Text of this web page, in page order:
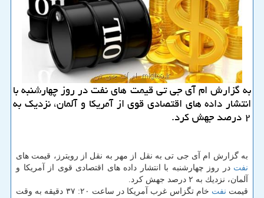
به گزارش ام آی جی تی قیمت های نفت در روز چهارشنبه با
انتشار داده های اقتصادی قوی از آمریكا و آلمان، نزدیك به
۲ درصد جهش كرد.
به گزارش ام آی جی تی به نقل از مهر به نقل از رویترز، قیمت های
نفت در روز چهارشنبه با انتشار داده های اقتصادی قوی از آمریكا و
آلمان، نزدیك به ۲ درصد جهش كرد.
قیمت نفت
خام تگزاس غرب آمریكا در ساعت ۲۰: ۳۷ دقیقه به وقت